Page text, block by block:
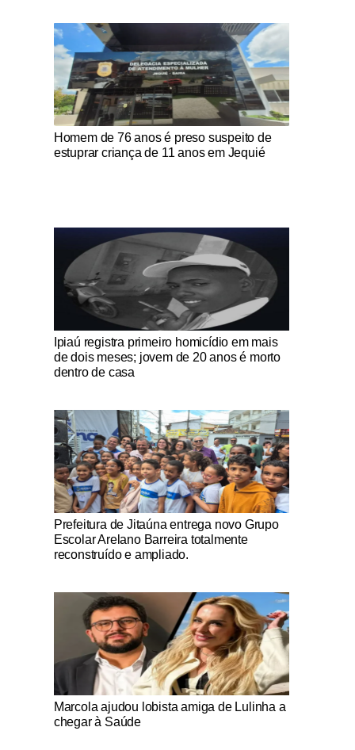
Notícias Católicas
Homem de 76 anos é preso suspeito de
estuprar criança de 11 anos em Jequié
Notícias Católicas
Ipiaú registra primeiro homicídio em mais
de dois meses; jovem de 20 anos é morto
dentro de casa
Notícias Católicas
Prefeitura de Jitaúna entrega novo Grupo
Escolar Arelano Barreira totalmente
reconstruído e ampliado.
Notícias Católicas
Marcola ajudou lobista amiga de Lulinha a
chegar à Saúde